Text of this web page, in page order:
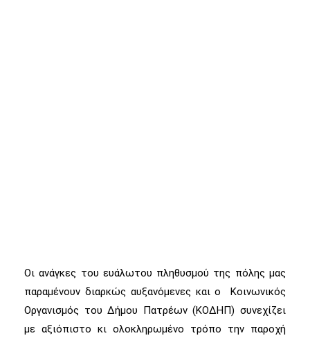
Οι ανάγκες του ευάλωτου πληθυσμού της πόλης μας
παραμένουν διαρκώς αυξανόμενες και ο Κοινωνικός
Οργανισμός του Δήμου Πατρέων (ΚΟΔΗΠ) συνεχίζει
με αξιόπιστο κι ολοκληρωμένο τρόπο την παροχή